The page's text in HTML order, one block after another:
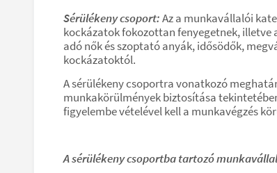
Sérülékeny csoport:Az a munkavállalói
kockázatok fokozottan fenyegetnek,
adó nők és szoptató anyák, idősödők,
kockázatoktól.
A sérülékeny csoportra vonatkozó
munkakörülmények biztosítása
figyelembe vételével kell a munkavégzés
A sérülékeny csoportba tartozó